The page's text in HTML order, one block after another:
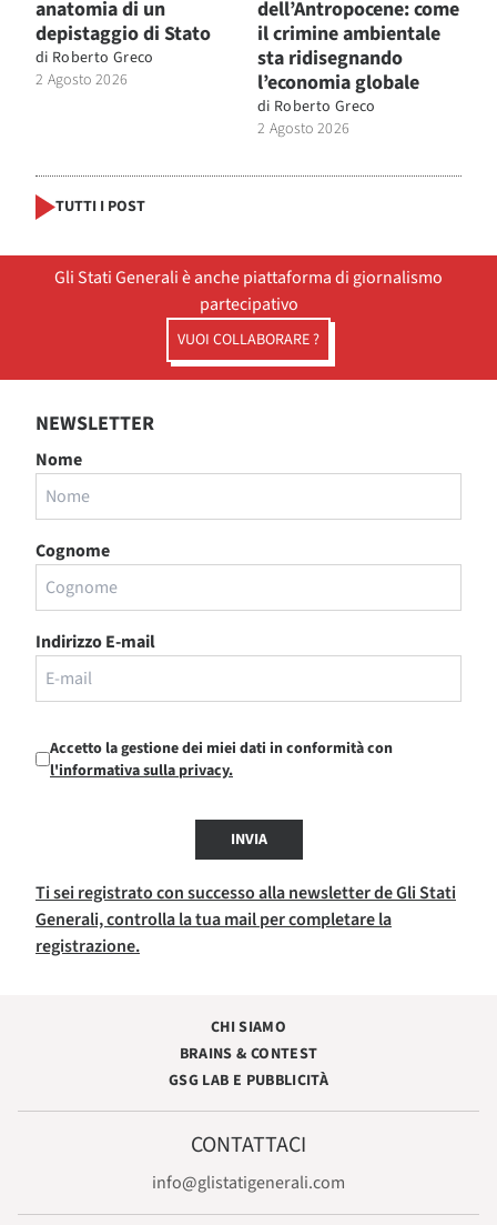
anatomia di un
depistaggio di Stato
di Roberto Greco
2 Agosto 2026
dell’Antropocene: come
il crimine ambientale
sta ridisegnando
l’economia globale
di Roberto Greco
2 Agosto 2026
TUTTI I POST
Gli Stati Generali è anche piattaforma di giornalismo
partecipativo
VUOI COLLABORARE ?
NEWSLETTER
Nome
Cognome
Indirizzo E-mail
Accetto la gestione dei miei dati in conformità con
l'informativa sulla privacy.
INVIA
Ti sei registrato con successo alla newsletter de Gli Stati
Generali, controlla la tua mail per completare la
registrazione.
CHI SIAMO
BRAINS & CONTEST
GSG LAB E PUBBLICITÀ
CONTATTACI
info@glistatigenerali.com